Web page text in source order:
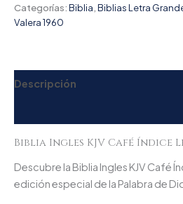
Categorías:Biblia Biblias Letra
Valera 1960
Descripción
Biblia Ingles KJV Café Índice
Descubre la Biblia Ingles KJV Café
edición especial de la Palabra de